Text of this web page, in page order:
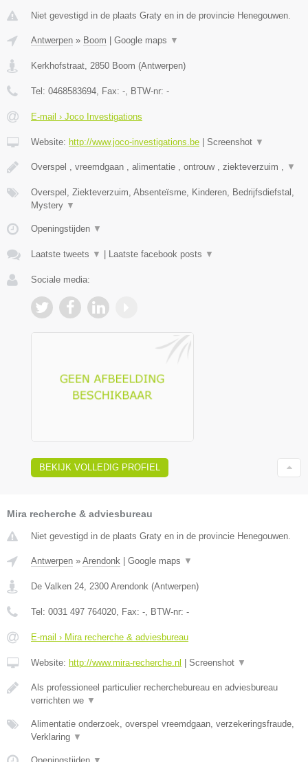
Niet gevestigd in de plaats Graty en in de provincie Henegouwen.
Antwerpen » Boom Google maps ▼
Kerkhofstraat, 2850 Boom (Antwerpen)
Tel: 0468583694, Fax: -, BTW-nr: -
E-mail › Joco Investigations
Website: http://www.joco-investigations.be Screenshot ▼
Overspel , vreemdgaan , alimentatie , ontrouw , ziekteverzuim , ▼
Overspel, Ziekteverzuim, Absenteïsme, Kinderen, Bedrijfsdiefstal,
Mystery ▼
Openingstijden ▼
Laatste tweets ▼ Laatste facebook posts ▼
Sociale media:
BEKIJK VOLLEDIG PROFIEL
Mira recherche & adviesbureau
Niet gevestigd in de plaats Graty en in de provincie Henegouwen.
Antwerpen » Arendonk Google maps ▼
De Valken 24 2300 Arendonk (Antwerpen)
Tel: 0031 497 764020 , Fax: - , BTW-nr: -
E-mail › Mira recherche & adviesbureau
Website: http://www.mira-recherche.nl Screenshot ▼
Als professioneel particulier recherchebureau en adviesbureau
verrichten we ▼
Alimentatie onderzoek, overspel vreemdgaan, verzekeringsfraude,
Verklaring ▼